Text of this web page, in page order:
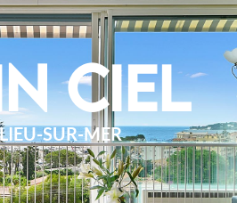
Ciel
SUR-MER